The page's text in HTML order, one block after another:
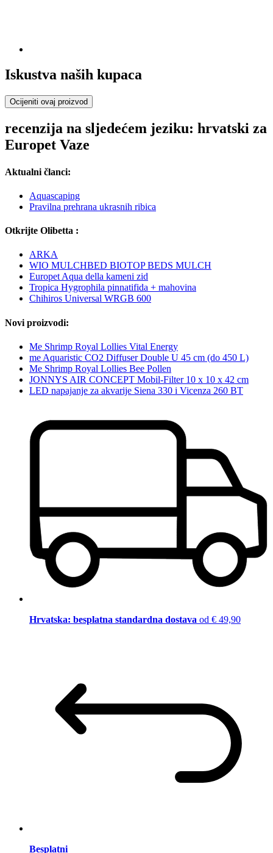
Iskustva naših kupaca
Ocijeniti ovaj proizvod
recenzija na sljedećem jeziku: hrvatski za
Europet Vaze
Aktualni članci:
Aquascaping
Pravilna prehrana ukrasnih ribica
Otkrijte Olibetta :
ARKA
WIO MULCHBED BIOTOP BEDS MULCH
Europet Aqua della kameni zid
Tropica Hygrophila pinnatifida + mahovina
Chihiros Universal WRGB 600
Novi proizvodi:
Me Shrimp Royal Lollies Vital Energy
me Aquaristic CO2 Diffuser Double U 45 cm (do 450 L)
Me Shrimp Royal Lollies Bee Pollen
JONNYS AIR CONCEPT Mobil-Filter 10 x 10 x 42 cm
LED napajanje za akvarije Siena 330 i Vicenza 260 BT
Hrvatska: besplatna standardna dostava od € 49,90
Besplatni